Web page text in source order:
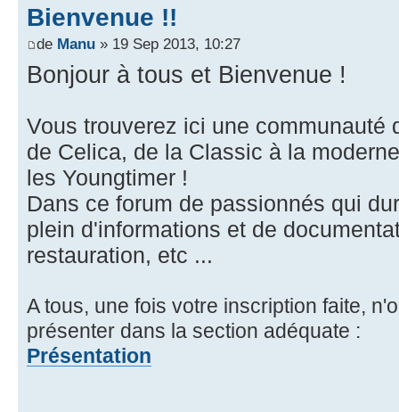
Bienvenue !!
de Manu » 19 Sep 2013, 10:27
Bonjour à tous et Bienvenue !
Vous trouverez ici une communauté
de Celica, de la Classic à la
les Youngtimer !
Dans ce forum de passionnés qui
plein d'informations et de
restauration, etc ...
A tous, une fois votre inscription faite,
présenter dans la section adéquate :
Présentation